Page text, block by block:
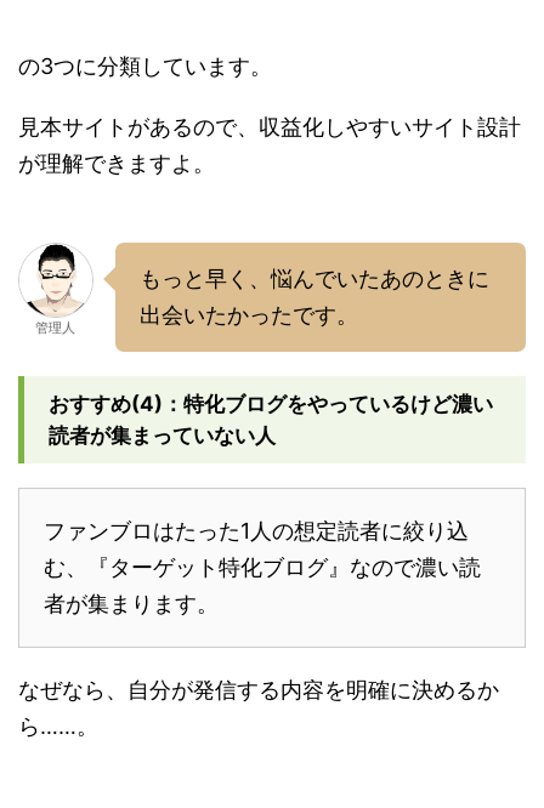
の3つに分類しています。
見本サイトがあるので、収益化しやすいサイト設計
が理解できますよ。
管理人
もっと早く、悩んでいたあのときに
出会いたかったです。
おすすめ(4)：特化ブログをやっているけど濃い
読者が集まっていない人
ファンブロはたった1人の想定読者に絞り込
む、『ターゲット特化ブログ』なので濃い読
者が集まります。
なぜなら、自分が発信する内容を明確に決めるか
ら……。